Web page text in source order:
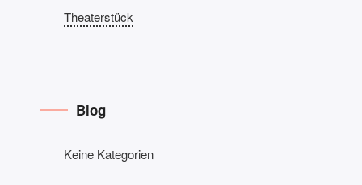
Theaterstück
Blog
Keine Kategorien